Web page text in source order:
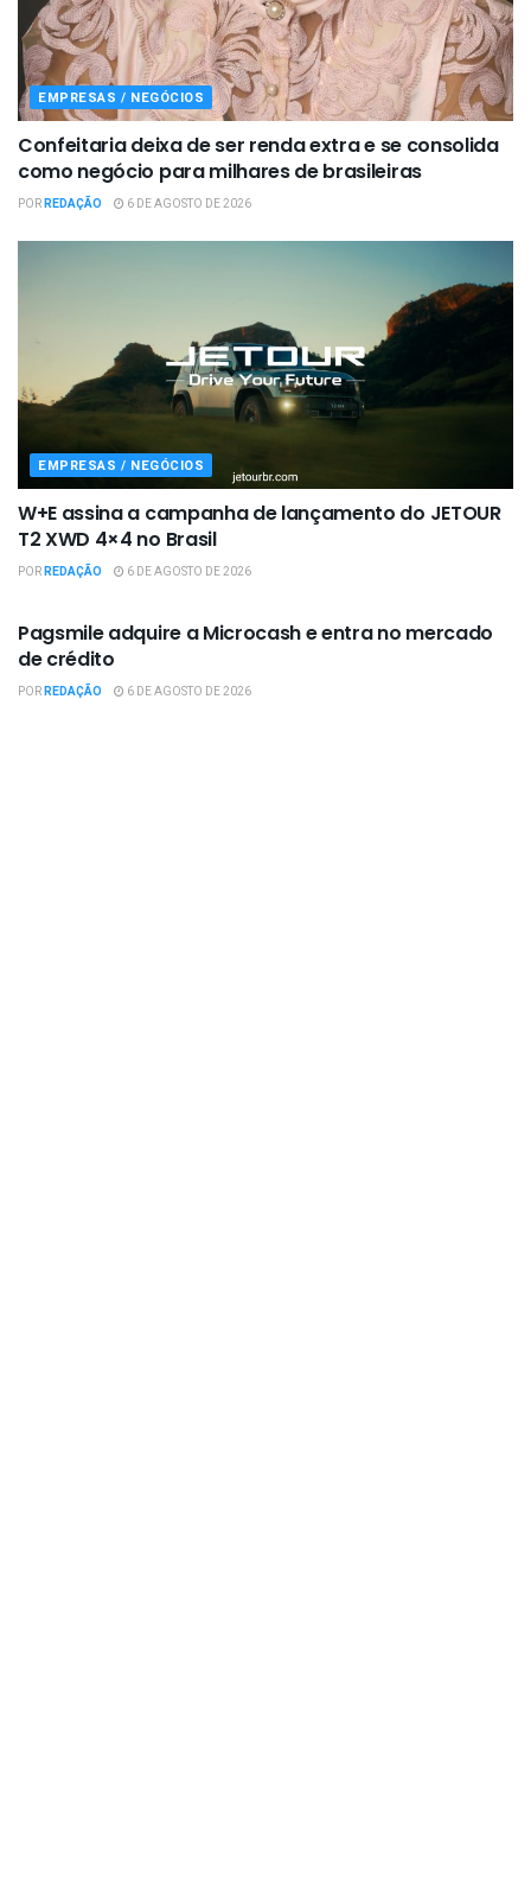
EMPRESAS / NEGÓCIOS
Confeitaria deixa de ser renda extra e se consolida
como negócio para milhares de brasileiras
PORREDAÇÃO 6 DE AGOSTO DE 2026
EMPRESAS / NEGÓCIOS
W+E assina a campanha de lançamento do JETOUR
T2 XWD 4×4 no Brasil
PORREDAÇÃO 6 DE AGOSTO DE 2026
Pagsmile adquire a Microcash e entra no mercado
de crédito
PORREDAÇÃO 6 DE AGOSTO DE 2026